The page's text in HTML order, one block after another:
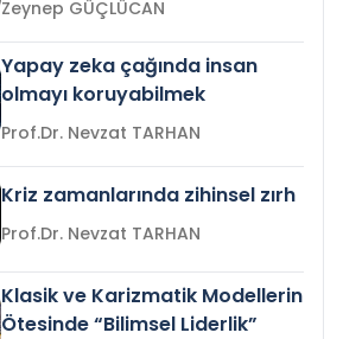
Zeynep GÜÇLÜCAN
Yapay zeka çağında insan
olmayı koruyabilmek
Prof.Dr. Nevzat TARHAN
Kriz zamanlarında zihinsel zırh
Prof.Dr. Nevzat TARHAN
Klasik ve Karizmatik Modellerin
Ötesinde “Bilimsel Liderlik”